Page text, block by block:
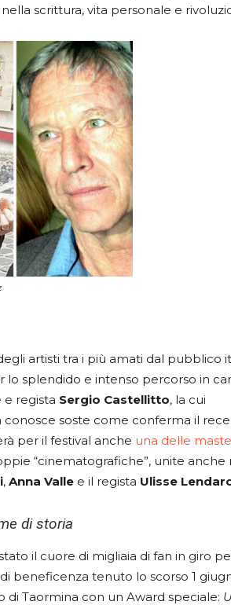
scrittura, vita personale e
artisti tra i più amati dal pubblico
lo splendido e intenso percorso in
e regista Sergio Castellitto, la cui
soste come conferma il
per il festival anche una delle
“cinematografiche”, unite anche
, Anna Valle e il regista Ulisse
di storia
il cuore di migliaia di fan in giro
beneficenza tenuto lo scorso 1
di Taormina con un Award speciale: